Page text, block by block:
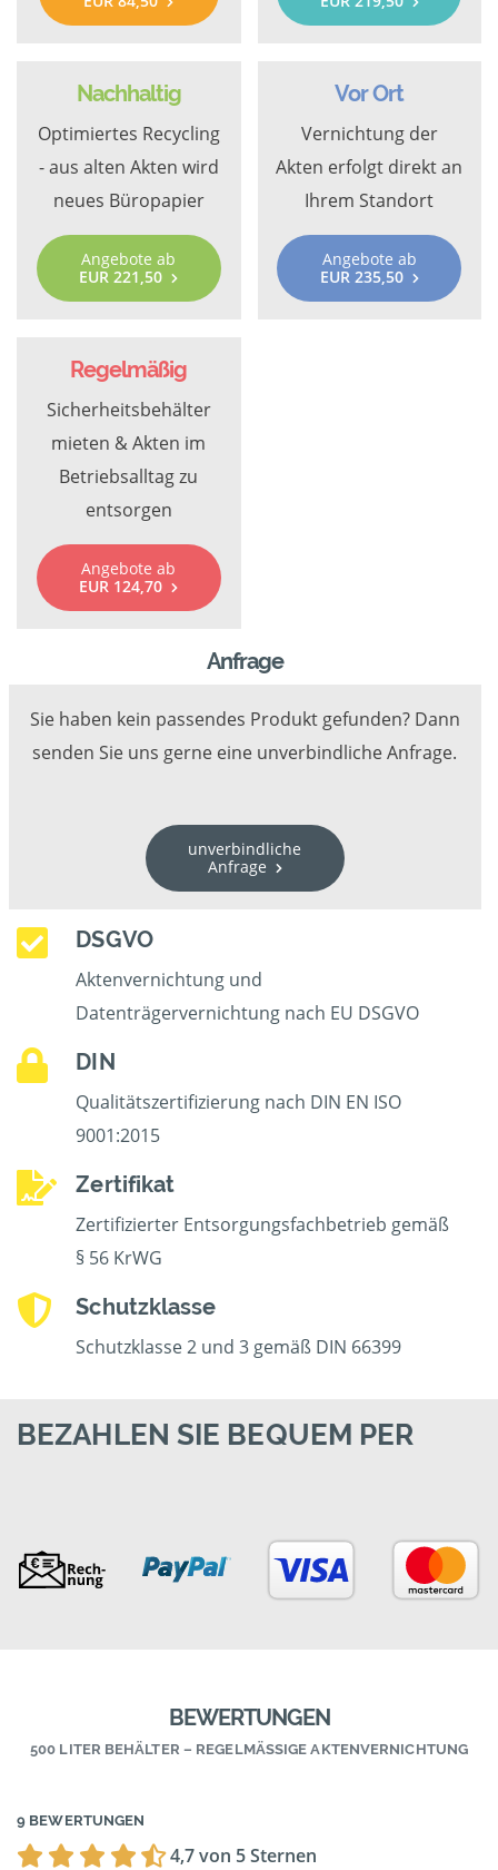
Nachhaltig
Optimiertes Recycling
- aus alten Akten wird
neues Büropapier
Angebote ab
EUR 221,50
Vor Ort
Vernichtung der
Akten erfolgt direkt an
Ihrem Standort
Angebote ab
EUR 235,50
Regelmäßig
Sicherheitsbehälter
mieten & Akten im
Betriebsalltag zu
entsorgen
Angebote ab
EUR 124,70
Anfrage
Sie haben kein passendes Produkt gefunden? Dann
senden Sie uns gerne eine unverbindliche Anfrage.
unverbindliche
Anfrage
DSGVO
Aktenvernichtung und
Datenträgervernichtung nach EU DSGVO
DIN
Qualitätszertifizierung nach DIN EN ISO
9001:2015
Zertifikat
Zertifizierter Entsorgungsfachbetrieb gemäß
§ 56 KrWG
Schutzklasse
Schutzklasse 2 und 3 gemäß DIN 66399
BEZAHLEN SIE BEQUEM PER
BEWERTUNGEN
500 LITER BEHÄLTER – REGELMÄSSIGE AKTENVERNICHTUNG
9 BEWERTUNGEN
4,7 von 5 Sternen